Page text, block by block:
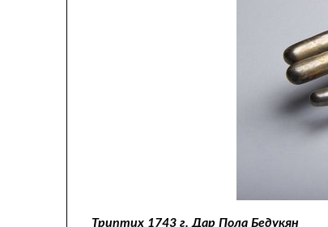
Триптих 1743 г. Дар Пола Бедукян